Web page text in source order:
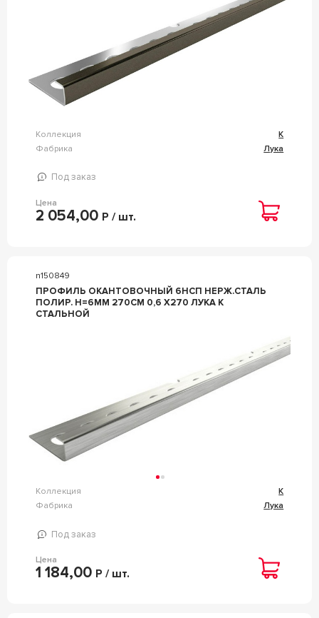
Коллекция
К
Фабрика
Лука
Под заказ
Цена
2 054,00 Р / шт.
n150849
ПРОФИЛЬ ОКАНТОВОЧНЫЙ 6НСП НЕРЖ.СТАЛЬ
ПОЛИР. H=6ММ 270СМ 0,6 Х270 ЛУКА К
СТАЛЬНОЙ
Коллекция
К
Фабрика
Лука
Под заказ
Цена
1 184,00 Р / шт.